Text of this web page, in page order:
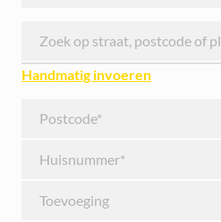
Handmatig invoeren